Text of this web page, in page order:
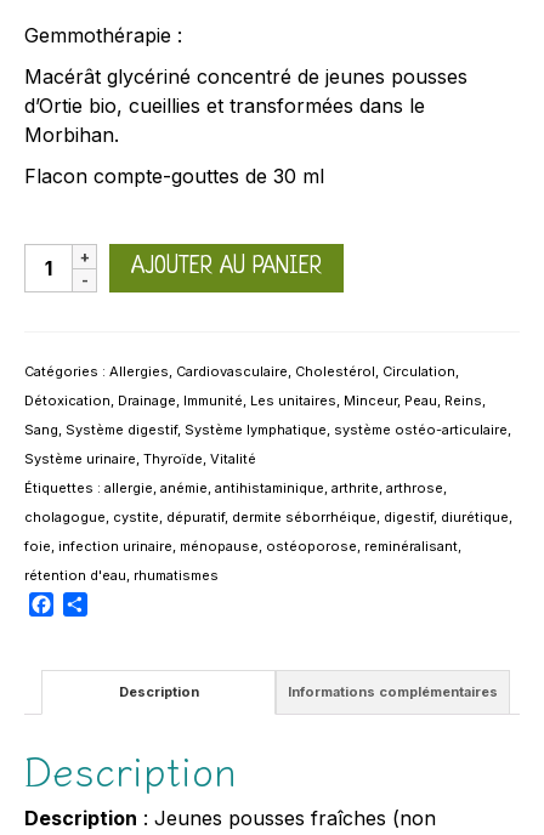
Gemmothérapie :
Macérât glycériné concentré de jeunes pousses
d’Ortie bio, cueillies et transformées dans le
Morbihan.
Flacon compte-gouttes de 30 ml
quantité
de
AJOUTER AU PANIER
Catégories : Allergies, Cardiovasculaire, Cholestérol, Circulation,
Détoxication, Drainage, Immunité, Les unitaires, Minceur, Peau, Reins,
Sang, Système digestif, Système lymphatique, système ostéo-articulaire,
Système urinaire, Thyroïde, Vitalité
Étiquettes : allergie, anémie, antihistaminique, arthrite, arthrose,
cholagogue, cystite, dépuratif, dermite séborrhéique, digestif, diurétique,
foie, infection urinaire, ménopause, ostéoporose, reminéralisant,
rétention d'eau, rhumatismes
Facebook
Description Informations complémentaires
Description
Description : Jeunes pousses fraîches (non